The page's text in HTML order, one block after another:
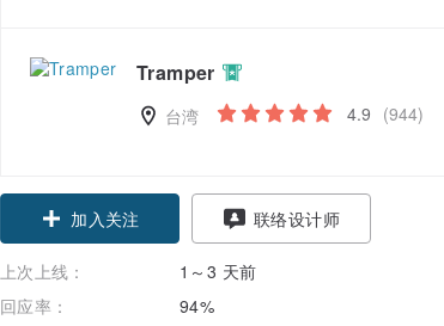
Tramper
台湾 4.9 (944)
加入关注 联络设计师
上次上线：
1～3 天前
回应率：
94%